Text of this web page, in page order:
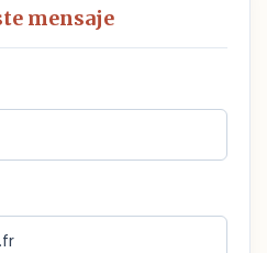
mensaje